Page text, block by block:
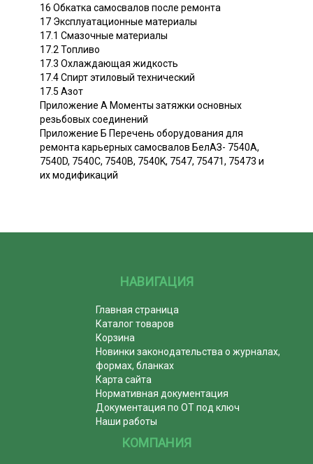
16 Обкатка самосвалов после ремонта
17 Эксплуатационные материалы
17.1 Смазочные материалы
17.2 Топливо
17.3 Охлаждающая жидкость
17.4 Спирт этиловый технический
17.5 Азот
Приложение А Моменты затяжки основных
резьбовых соединений
Приложение Б Перечень оборудования для
ремонта карьерных самосвалов БелАЗ- 7540А,
7540D, 7540C, 7540B, 7540K, 7547, 75471, 75473 и
их модификаций
НАВИГАЦИЯ
Главная страница
Каталог товаров
Корзина
Новинки законодательства о журналах,
формах, бланках
Карта сайта
Нормативная документация
Документация по ОТ под ключ
Наши работы
КОМПАНИЯ